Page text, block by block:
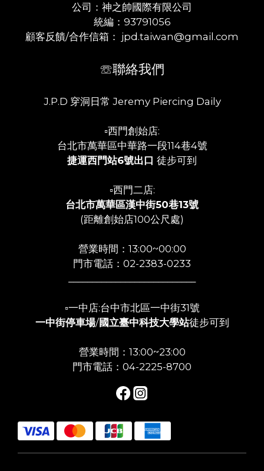
公司：神之帥國際有限公司
統編：93791056
顧客反饋/合作信箱： jpd.taiwan@gmail.com
☏聯絡我們
J.P.D 穿洞日常 Jeremy Piercing Daily
▫️西門創始店:
台北市萬華區中華路一段114巷4號
捷運西門站6號出口 徒步可到
▫️西門二店:
台北市萬華區漢中街50巷13號
(距離創始店100公尺處)
營業時間：13:00~00:00
門市電話：02-2383-0233
▫️一中店:台中市北區一中街31號
一中街停車場/國立臺中科技大學站徒步可到
營業時間：13:00~23:00
門市電話：04-2225-8700